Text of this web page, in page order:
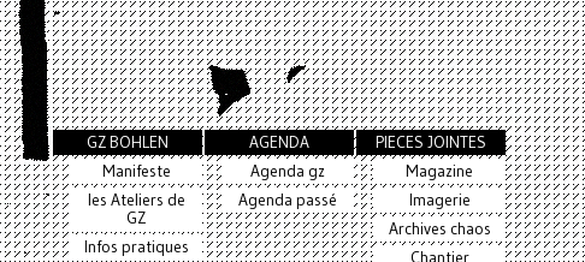
GZ BOHLEN
Manifeste
les Ateliers de
GZ
Infos pratiques
AGENDA
Agenda gz
Agenda passé
PIECES JOINTES
Magazine
Imagerie
Archives chaos
Chantier